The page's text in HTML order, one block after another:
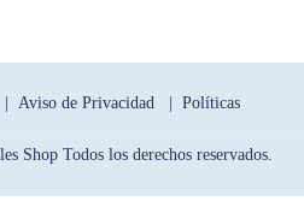
| Aviso de Privacidad | Políticas
Shop Todos los derechos reservados.